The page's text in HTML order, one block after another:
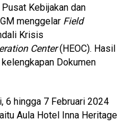
Kebijakan dan
menggelar Field
Krisis
Center(HEOC). Hasil
Dokumen
6 hingga 7 Februari 2024
Aula Hotel Inna Heritage